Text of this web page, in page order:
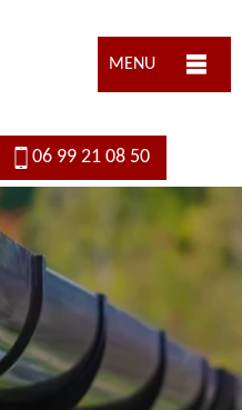
MENU
06 99 21 08 50